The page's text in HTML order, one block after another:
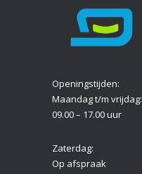
Openingstijden:
Maandag t/m vrijdag:
09.00 – 17.00 uur
Zaterdag:
Op afspraak